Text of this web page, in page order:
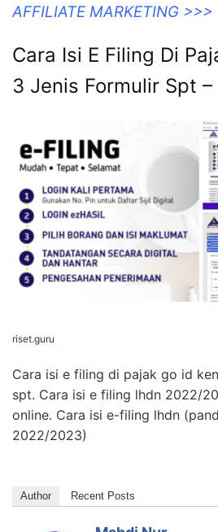
AFFILIATE MARKETING >>>
Cara Isi E Filing Di
3 Jenis Formulir Spt –
riset.guru
Cara isi e filing di pajak go id
spt. Cara isi e filing lhdn 2022/
online. Cara isi e-filing lhdn
2022/2023)
Author Recent Posts